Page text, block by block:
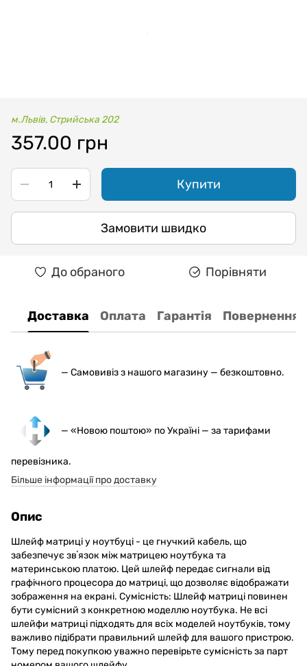
м.Львів, Стрийська 202
357.00 грн
Купити
Замовити швидко
До обраного Порівняти
Доставка Оплата Гарантія Повернення
— Самовивіз з нашого магазину — безкоштовно.
— «Новою поштою» по Україні — за тарифами
перевізника.
Більше інформації про доставку
Опис
Шлейф матриці у ноутбуці - це гнучкий кабель, що
забезпечує звʼязок між матрицею ноутбука та
материнською платою. Цей шлейф передає сигнали від
графічного процесора до матриці, що дозволяє відображати
зображення на екрані. Сумісність: Шлейф матриці повинен
бути сумісний з конкретною моделлю ноутбука. Не всі
шлейфи матриці підходять для всіх моделей ноутбуків, тому
важливо підібрати правильний шлейф для вашого пристрою.
Тому перед покупкою уважно перевірьте сумісність за парт